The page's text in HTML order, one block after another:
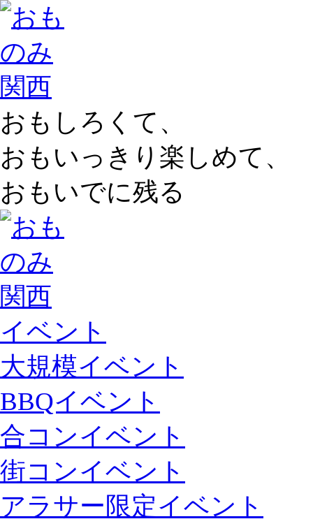
おもしろくて、
おもいっきり楽しめて、
おもいでに残る
イベント
大規模イベント
BBQイベント
合コンイベント
街コンイベント
アラサー限定イベント